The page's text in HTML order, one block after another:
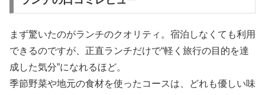
まず驚いたのがランチのクオリティ。宿泊しなくても利用
できるのですが、正直ランチだけで“軽く旅行の目的を達
成した気分”になれるほど。
季節野菜や地元の食材を使ったコースは、どれも優しい味